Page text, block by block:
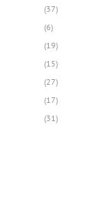
(37)
(6)
(19)
(15)
(27)
(17)
(31)